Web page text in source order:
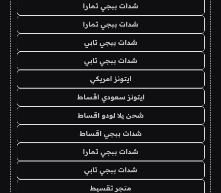
شدات ببجي تمارا
شدات ببجي تمارا
شدات ببجي تابي
شدات ببجي تابي
ايتونز امريكي
ايتونز سعودي اقساط
شحن يلا لودو اقساط
شدات ببجي اقساط
شدات ببجي تمارا
شدات ببجي تابي
متجر تقسيط